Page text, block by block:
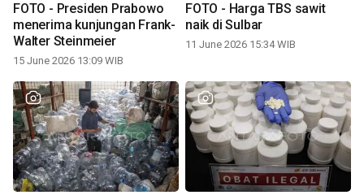
FOTO - Presiden Prabowo
menerima kunjungan Frank-
Walter Steinmeier
15 June 2026 13:09 WIB
FOTO - Harga TBS sawit
naik di Sulbar
11 June 2026 15:34 WIB